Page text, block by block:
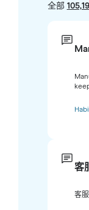
全部
Habi
客
客